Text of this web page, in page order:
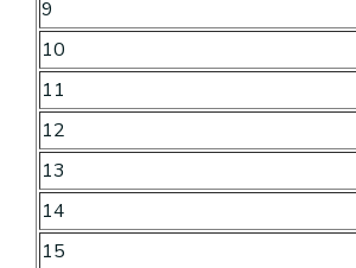
9
10
11
12
13
14
15